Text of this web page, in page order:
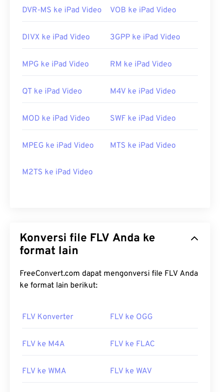
DVR-MS ke iPad Video VOB ke iPad Video
DIVX ke iPad Video 3GPP ke iPad Video
MPG ke iPad Video RM ke iPad Video
QT ke iPad Video M4V ke iPad Video
MOD ke iPad Video SWF ke iPad Video
MPEG ke iPad Video MTS ke iPad Video
M2TS ke iPad Video
Konversi file FLV Anda ke
format lain
FreeConvert.com dapat mengonversi file FLV Anda
ke format lain berikut:
FLV Konverter FLV ke OGG
FLV ke M4A FLV ke FLAC
FLV ke WMA FLV ke WAV